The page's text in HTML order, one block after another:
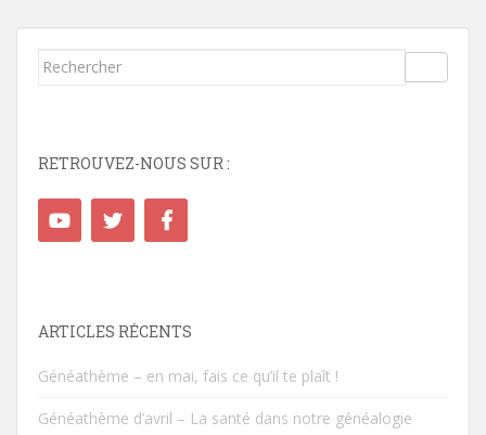
Rechercher...
RETROUVEZ-NOUS SUR :
ARTICLES RÉCENTS
Généathème – en mai, fais ce qu’il te plaît !
Généathème d’avril – La santé dans notre généalogie